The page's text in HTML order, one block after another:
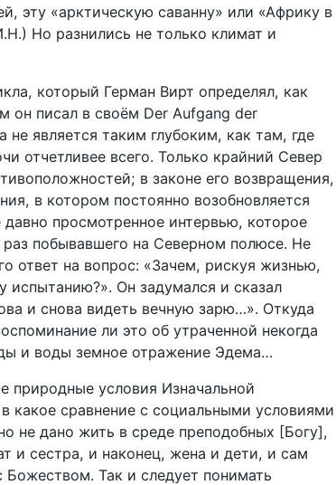
эту «арктическую саванну» или «Африку в
Но разнились не только климат и
который Герман Вирт определял, как
он писал в своём Der Aufgang der
является таким глубоким, как там, где
отчетливее всего. Только крайний Север
в законе его возвращения,
в котором постоянно возобновляется
просмотренное интервью, которое
побывавшего на Северном полюсе. Не
ответ на вопрос: «Зачем, рискуя жизнью,
испытанию?». Он задумался и сказал
и снова видеть вечную зарю…». Откуда
ли это об утраченной некогда
и воды земное отражение Эдема…
условия Изначальной
какое сравнение с социальными условиями
не дано жить в среде преподобных [Богу],
и сестра, и наконец, жена и дети, и сам
Божеством. Так и следует понимать